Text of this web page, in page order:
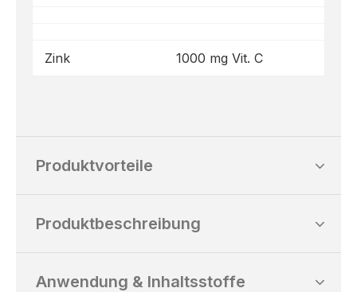
Zink 1000 mg Vit. C
Produktvorteile
Produktbeschreibung
Anwendung & Inhaltsstoffe